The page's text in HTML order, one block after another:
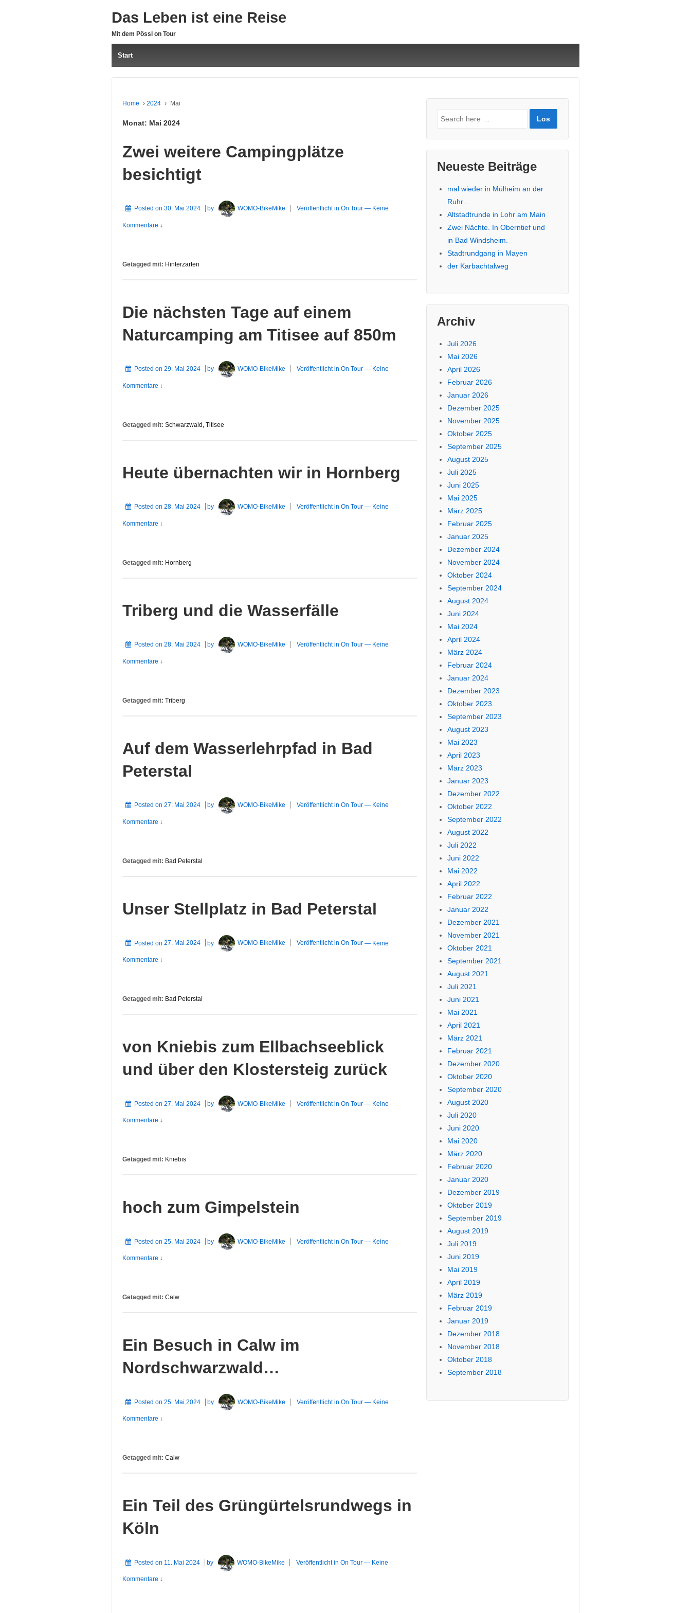
Das Leben ist eine Reise
Mit dem Pössl on Tour
Start
Home › 2024 › Mai
Monat: Mai 2024
Zwei weitere Campingplätze
besichtigt
Posted on 30. Mai 2024 by WOMO-BikeMike Veröffentlicht inOn Tour — Keine
Kommentare ↓
Getagged mit: Hinterzarten
Die nächsten Tage auf einem
Naturcamping am Titisee auf 850m
Posted on 29. Mai 2024 by WOMO-BikeMike Veröffentlicht inOn Tour — Keine
Kommentare ↓
Getagged mit: Schwarzwald, Titisee
Heute übernachten wir in Hornberg
Posted on 28. Mai 2024 by WOMO-BikeMike Veröffentlicht inOn Tour — Keine
Kommentare ↓
Getagged mit: Hornberg
Triberg und die Wasserfälle
Posted on 28. Mai 2024 by WOMO-BikeMike Veröffentlicht inOn Tour — Keine
Kommentare ↓
Getagged mit: Triberg
Auf dem Wasserlehrpfad in Bad
Peterstal
Posted on 27. Mai 2024 by WOMO-BikeMike Veröffentlicht inOn Tour — Keine
Kommentare ↓
Getagged mit: Bad Peterstal
Unser Stellplatz in Bad Peterstal
Posted on 27. Mai 2024 by WOMO-BikeMike Veröffentlicht inOn Tour — Keine
Kommentare ↓
Getagged mit: Bad Peterstal
von Kniebis zum Ellbachseeblick
und über den Klostersteig zurück
Posted on 27. Mai 2024 by WOMO-BikeMike Veröffentlicht inOn Tour — Keine
Kommentare ↓
Getagged mit: Kniebis
hoch zum Gimpelstein
Posted on 25. Mai 2024 by WOMO-BikeMike Veröffentlicht inOn Tour — Keine
Kommentare ↓
Getagged mit: Calw
Ein Besuch in Calw im
Nordschwarzwald…
Posted on 25. Mai 2024 by WOMO-BikeMike Veröffentlicht inOn Tour — Keine
Kommentare ↓
Getagged mit: Calw
Ein Teil des Grüngürtelsrundwegs in
Köln
Posted on 11. Mai 2024 by WOMO-BikeMike Veröffentlicht inOn Tour — Keine
Kommentare ↓
Suche
Neueste Beiträge
mal wieder in Mülheim an der
Ruhr…
Altstadtrunde in Lohr am Main
Zwei Nächte. In Oberntief und
in Bad Windsheim.
Stadtrundgang in Mayen
der Karbachtalweg
Archiv
Juli 2026
Mai 2026
April 2026
Februar 2026
Januar 2026
Dezember 2025
November 2025
Oktober 2025
September 2025
August 2025
Juli 2025
Juni 2025
Mai 2025
März 2025
Februar 2025
Januar 2025
Dezember 2024
November 2024
Oktober 2024
September 2024
August 2024
Juni 2024
Mai 2024
April 2024
März 2024
Februar 2024
Januar 2024
Dezember 2023
Oktober 2023
September 2023
August 2023
Mai 2023
April 2023
März 2023
Januar 2023
Dezember 2022
Oktober 2022
September 2022
August 2022
Juli 2022
Juni 2022
Mai 2022
April 2022
Februar 2022
Januar 2022
Dezember 2021
November 2021
Oktober 2021
September 2021
August 2021
Juli 2021
Juni 2021
Mai 2021
April 2021
März 2021
Februar 2021
Dezember 2020
Oktober 2020
September 2020
August 2020
Juli 2020
Juni 2020
Mai 2020
März 2020
Februar 2020
Januar 2020
Dezember 2019
Oktober 2019
September 2019
August 2019
Juli 2019
Juni 2019
Mai 2019
April 2019
März 2019
Februar 2019
Januar 2019
Dezember 2018
November 2018
Oktober 2018
September 2018